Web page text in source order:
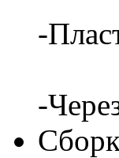
-
-